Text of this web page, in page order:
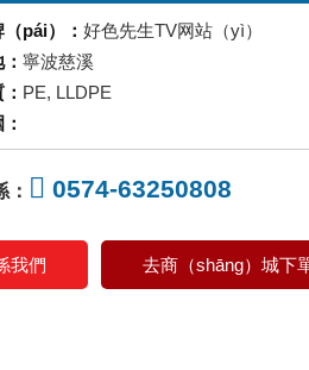
（pái）：好色先生TV网站（yì）
：寧波慈溪
PE, LLDPE
： 0574-63250808
我們 去商（shāng）城下